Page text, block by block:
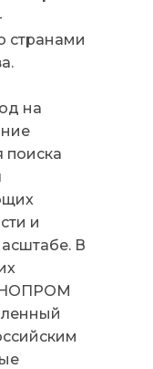
странами
на
и
В